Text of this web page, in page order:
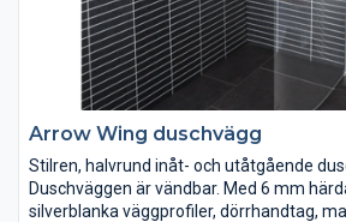
Arrow Wing duschvägg
Stilren, halvrund inåt- och utåtgående
Duschväggen är vändbar. Med 6 mm
silverblanka väggprofiler, dörrhandtag,